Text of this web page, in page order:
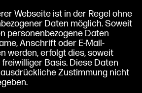
Webseite ist in der Regel ohne
Daten möglich. Soweit
personenbezogene Daten
Anschrift oder E-Mail-
werden, erfolgt dies, soweit
Basis. Diese Daten
Zustimmung nicht